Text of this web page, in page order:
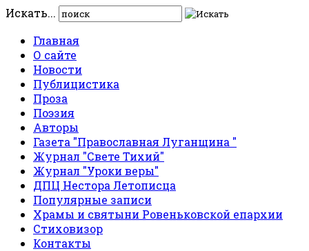
Искать...
Главная
О сайте
Новости
Публицистика
Проза
Поэзия
Авторы
Газета "Православная Луганщина "
Журнал "Свете Тихий"
Журнал "Уроки веры"
ДПЦ Нестора Летописца
Популярные записи
Храмы и святыни Ровеньковской епархии
Стиховизор
Контакты